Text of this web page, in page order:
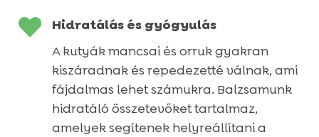

Hidratálás és gyógyulás
A kutyák mancsai és orruk gyakran
kiszáradnak és repedezetté válnak, ami
fájdalmas lehet számukra. Balzsamunk
hidratáló összetevőket tartalmaz,
amelyek segítenek helyreállítani a